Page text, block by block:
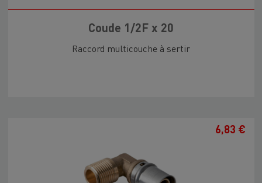
Coude 1/2F x 20
Raccord multicouche à sertir
6,83 €